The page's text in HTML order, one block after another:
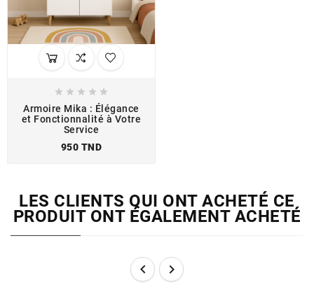
    
Armoire Mika : Élégance
et Fonctionnalité à Votre
Service
950 TND
LES CLIENTS QUI ONT ACHETÉ CE
PRODUIT ONT ÉGALEMENT ACHETÉ
 